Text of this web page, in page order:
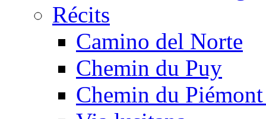
Récits
Camino del Norte
Chemin du Puy
Chemin du